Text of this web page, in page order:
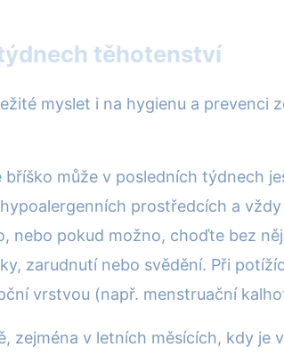
těhotenství
myslet i na hygienu a prevenci
může v posledních týdnech
prostředcích a
pokud možno, choďte bez
zarudnutí nebo svědění. Při
vrstvou (např. menstruační
zejména v letních měsících, kdy je